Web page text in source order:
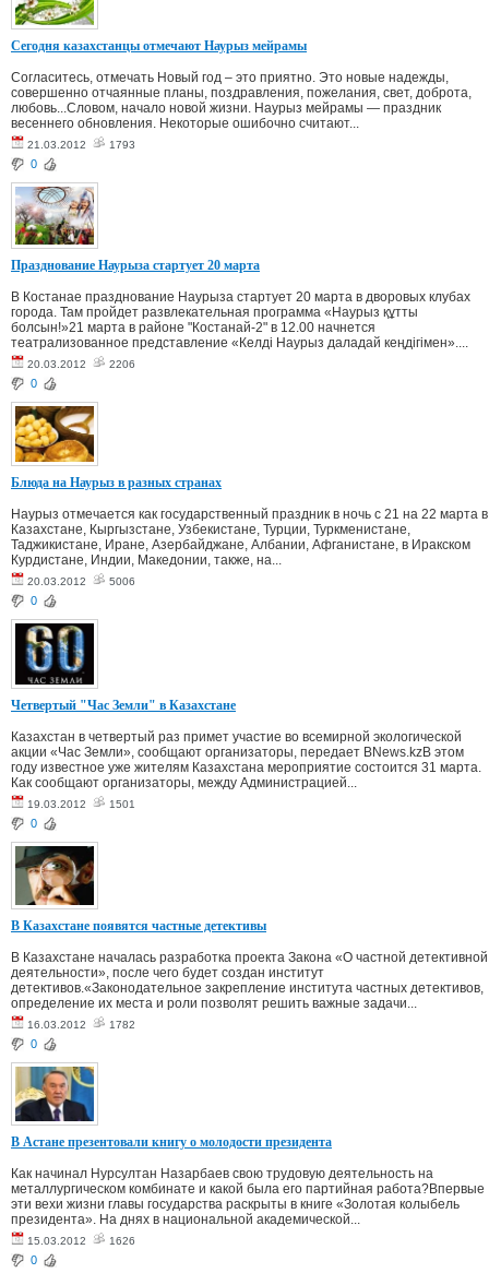
Сегодня казахстанцы отмечают Наурыз мейрамы
Согласитесь, отмечать Новый год – это приятно. Это новые надежды,
совершенно отчаянные планы, поздравления, пожелания, свет, доброта,
любовь...Словом, начало новой жизни. Наурыз мейрамы — праздник
весеннего обновления. Некоторые ошибочно считают...
21.03.2012 1793
0
Празднование Наурыза стартует 20 марта
В Костанае празднование Наурыза стартует 20 марта в дворовых клубах
города. Там пройдет развлекательная программа «Наурыз құтты
болсын!»21 марта в районе "Костанай-2" в 12.00 начнется
театрализованное представление «Келді Наурыз даладай кеңдігімен»....
20.03.2012 2206
0
Блюда на Наурыз в разных странах
Наурыз отмечается как государственный праздник в ночь с 21 на 22 марта в
Казахстане, Кыргызстане, Узбекистане, Турции, Туркменистане,
Таджикистане, Иране, Азербайджане, Албании, Афганистане, в Иракском
Курдистане, Индии, Македонии, также, на...
20.03.2012 5006
0
Четвертый "Час Земли" в Казахстане
Казахстан в четвертый раз примет участие во всемирной экологической
акции «Час Земли», сообщают организаторы, передает BNews.kzВ этом
году известное уже жителям Казахстана мероприятие состоится 31 марта.
Как сообщают организаторы, между Администрацией...
19.03.2012 1501
0
В Казахстане появятся частные детективы
В Казахстане началась разработка проекта Закона «О частной детективной
деятельности», после чего будет создан институт
детективов.«Законодательное закрепление института частных детективов,
определение их места и роли позволят решить важные задачи...
16.03.2012 1782
0
В Астане презентовали книгу о молодости президента
Как начинал Нурсултан Назарбаев свою трудовую деятельность на
металлургическом комбинате и какой была его партийная работа?Впервые
эти вехи жизни главы государства раскрыты в книге «Золотая колыбель
президента». На днях в национальной академической...
15.03.2012 1626
0